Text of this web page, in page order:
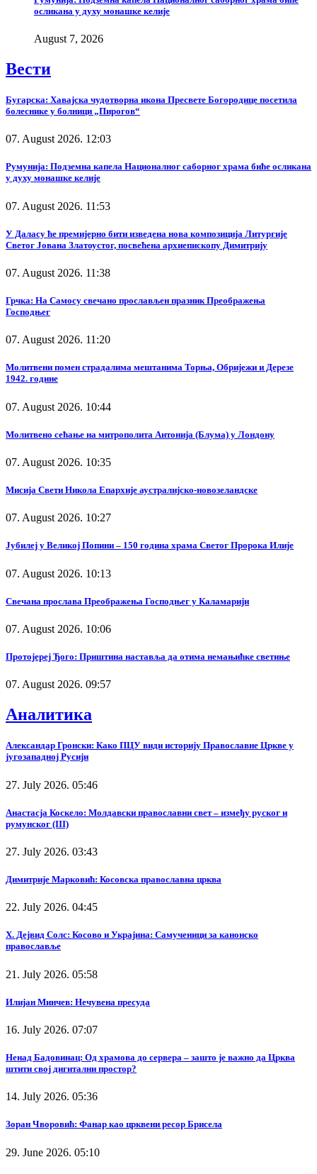
осликана у духу монашке келије
August 7, 2026
Вести
Бугарска: Хавајска чудотворна икона Пресвете Богородице посетила
болеснике у болници „Пирогов“
07. August 2026. 12:03
Румунија: Подземна капела Националног саборног храма биће осликана
у духу монашке келије
07. August 2026. 11:53
У Даласу ће премијерно бити изведена нова композиција Литургије
Светог Јована Златоустог, посвећена архиепископу Димитрију
07. August 2026. 11:38
Грчка: На Самосу свечано прослављен празник Преображења
Господњег
07. August 2026. 11:20
Молитвени помен страдалима мештанима Торња, Обријежи и Дерезе
1942. године
07. August 2026. 10:44
Молитвено сећање на митрополита Антонија (Блума) у Лондону
07. August 2026. 10:35
Мисија Свети Никола Епархије аустралијско-новозеландске
07. August 2026. 10:27
Јубилеј у Великој Попини – 150 година храма Светог Пророка Илије
07. August 2026. 10:13
Свечана прослава Преображења Господњег у Каламарији
07. August 2026. 10:06
Протојереј Ђого: Приштина наставља да отима немањићке светиње
07. August 2026. 09:57
Аналитика
Александар Гронски: Како ПЦУ види историју Православне Цркве у
југозападној Русији
27. July 2026. 05:46
Анастасја Коскело: Молдавски православни свет – између руског и
румунског (III)
27. July 2026. 03:43
Димитрије Марковић: Косовска православна црква
22. July 2026. 04:45
Х. Дејвид Солс: Косово и Украјина: Самученици за канонско
православље
21. July 2026. 05:58
Илијан Минчев: Нечувена пресуда
16. July 2026. 07:07
Ненад Бадовинац: Од храмова до сервера – зашто је важно да Црква
штити свој дигитални простор?
14. July 2026. 05:36
Зоран Чворовић: Фанар као црквени ресор Брисела
29. June 2026. 05:10